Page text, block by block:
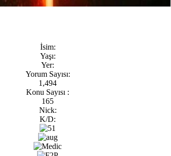
İsim:
Yaşı:
Yer:
Yorum Sayısı:
1,494
Konu Sayısı :
165
Nick:
K/D: